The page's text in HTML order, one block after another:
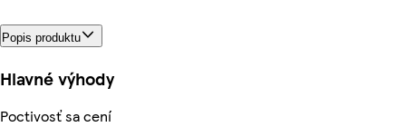
Popis produktu
Hlavné výhody
Poctivosť sa cení